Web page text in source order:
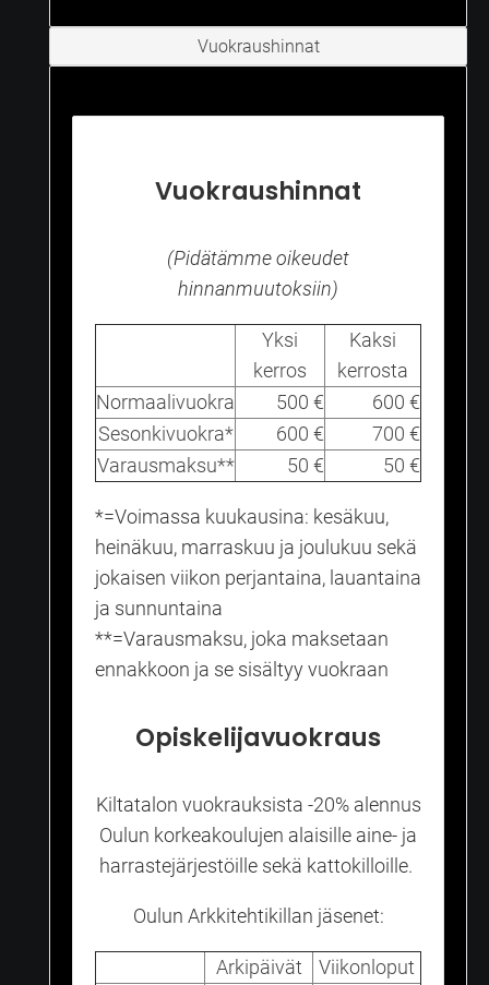
Vuokraushinnat
Vuokraushinnat
(Pidätämme oikeudet
hinnanmuutoksiin)
Yksi
kerros
Kaksi
kerrosta
Normaalivuokra
500 €
600 €
Sesonkivuokra*
600 €
700 €
Varausmaksu**
50 € 50 €
*=Voimassa kuukausina: kesäkuu,
heinäkuu, marraskuu ja joulukuu sekä
jokaisen viikon perjantaina, lauantaina
ja sunnuntaina
**=Varausmaksu, joka maksetaan
ennakkoon ja se sisältyy vuokraan
Opiskelijavuokraus
Kiltatalon vuokrauksista -20% alennus
Oulun korkeakoulujen alaisille aine- ja
harrastejärjestöille sekä kattokilloille.
Oulun Arkkitehtikillan jäsenet:
Arkipäivät
Viikonloput